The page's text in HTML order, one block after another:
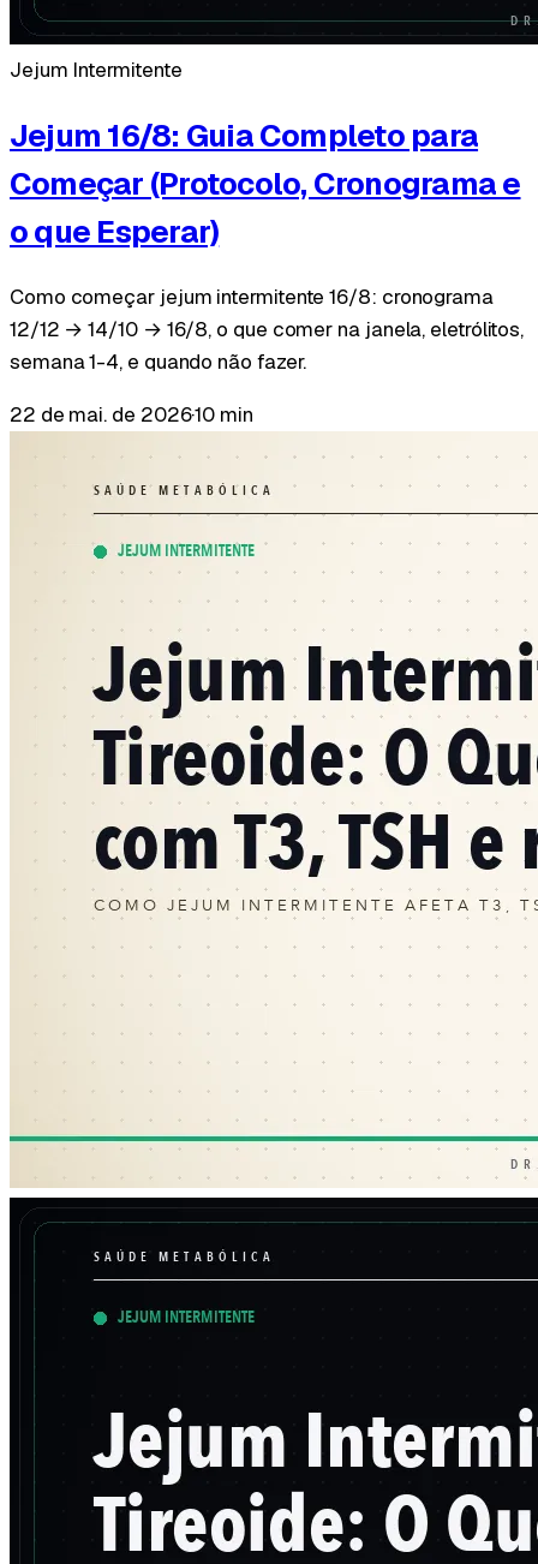
Jejum Intermitente
Jejum 16/8: Guia Completo para
Começar (Protocolo, Cronograma e
o que Esperar)
Como começar jejum intermitente 16/8: cronograma
12/12 → 14/10 → 16/8, o que comer na janela, eletrólitos,
semana 1-4, e quando não fazer.
22 de mai. de 2026·10 min